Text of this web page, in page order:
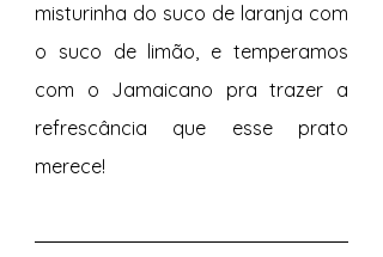
misturinha do suco de laranja com
o suco de limão, e temperamos
com o Jamaicano pra trazer a
refrescância que esse prato
merece!